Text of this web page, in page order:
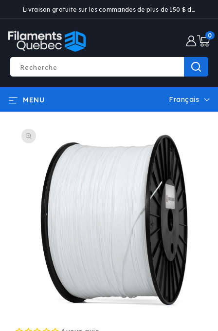
ET PASSER
CONTENU
Livraison gratuite sur les commandes de plus de 150 $ dans certaines villes
Recherche
0
0
MENU
L
a
g
u
e
Français
INFORMATIONS
PRODUITS